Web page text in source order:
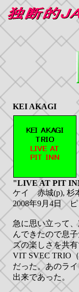
KEI AKAGI
"LIVE AT PIT
ケイ 赤城(p), 杉
2008年9月4日 ピ
急に思い立って
んできたので息
ズの楽しさを共
VIT SVEC TRIO
だった。あのラ
出来であった。